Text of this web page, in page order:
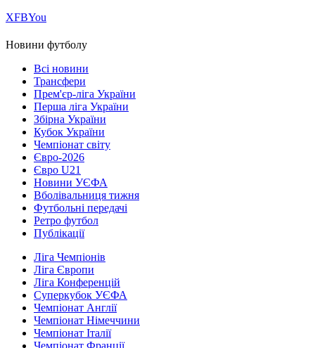
ХFBYou
Новини футболу
Всі новини
Трансфери
Прем'єр-ліга України
Перша ліга України
Збірна України
Кубок України
Чемпіонат світу
Євро-2026
Євро U21
Новини УЄФА
Вболівальниця тижня
Футбольні передачі
Ретро футбол
Публікації
Ліга Чемпіонів
Ліга Європи
Ліга Конференцій
Суперкубок УЄФА
Чемпіонат Англії
Чемпіонат Німеччини
Чемпіонат Італії